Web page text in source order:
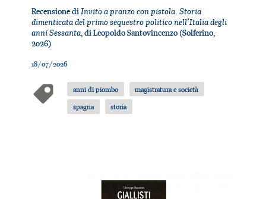
Recensione diInvito a pranzo con pistola. Storia
dimenticata del primo sequestro politico nell’Italia degli
anni Sessanta, di Leopoldo Santovincenzo (Solferino,
2026)
18/07/2026
anni di piombo
magistratura e società
spagna
storia